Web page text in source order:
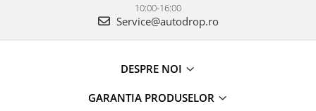
10:00-16:00
Service@autodrop.ro
DESPRE NOI
GARANTIA PRODUSELOR